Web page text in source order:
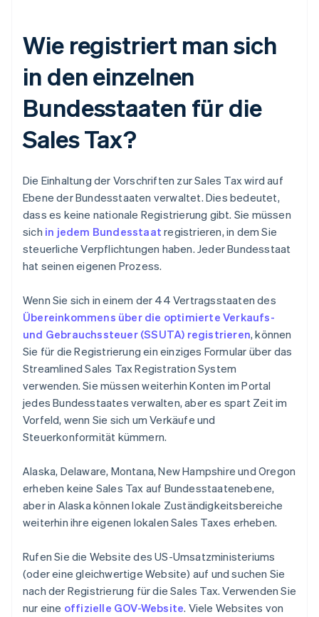
Wie registriert man sich
in den einzelnen
Bundesstaaten für die
Sales Tax?
Die Einhaltung der Vorschriften zur Sales Tax wird auf
Ebene der Bundesstaaten verwaltet. Dies bedeutet,
dass es keine nationale Registrierung gibt. Sie müssen
sich in jedem Bundesstaat registrieren, in dem Sie
steuerliche Verpflichtungen haben. Jeder Bundesstaat
hat seinen eigenen Prozess.
Wenn Sie sich in einem der 44 Vertragsstaaten des
Übereinkommens über die optimierte Verkaufs-
und Gebrauchssteuer (SSUTA) registrieren, können
Sie für die Registrierung ein einziges Formular über das
Streamlined Sales Tax Registration System
verwenden. Sie müssen weiterhin Konten im Portal
jedes Bundesstaates verwalten, aber es spart Zeit im
Vorfeld, wenn Sie sich um Verkäufe und
Steuerkonformität kümmern.
Alaska, Delaware, Montana, New Hampshire und Oregon
erheben keine Sales Tax auf Bundesstaatenebene,
aber in Alaska können lokale Zuständigkeitsbereiche
weiterhin ihre eigenen lokalen Sales Taxes erheben.
Rufen Sie die Website des US-Umsatzministeriums
(oder eine gleichwertige Website) auf und suchen Sie
nach der Registrierung für die Sales Tax. Verwenden Sie
nur eine offizielle GOV-Website. Viele Websites von